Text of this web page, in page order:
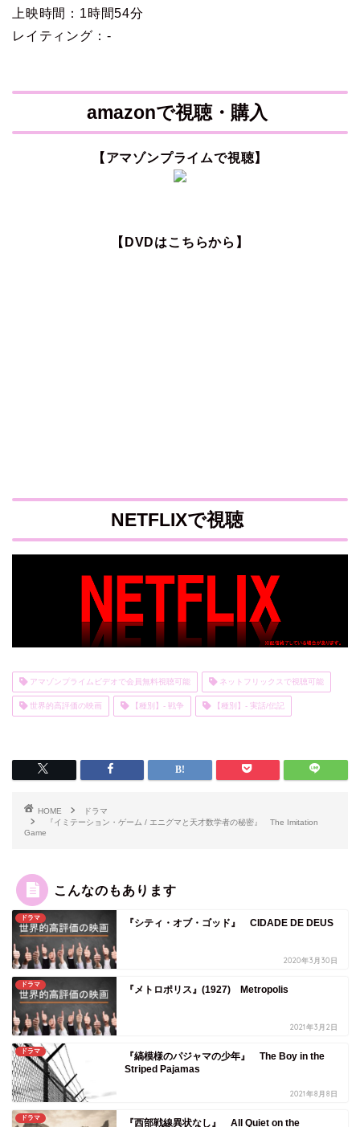
上映時間：1時間54分
レイティング：-
amazonで視聴・購入
【アマゾンプライムで視聴】
【DVDはこちらから】
NETFLIXで視聴
アマゾンプライムビデオで会員無料視聴可能 ネットフリックスで視聴可能
世界的高評価の映画 【種別】- 戦争 【種別】- 実話/伝記
HOME
ドラマ
『イミテーション・ゲーム / エニグマと天才数学者の秘密』 The Imitation
Game
こんなのもあります
ドラマ 『シティ・オブ・ゴッド』 CIDADE DE DEUS
2020年3月30日
ドラマ 『メトロポリス』(1927) Metropolis
2021年3月2日
ドラマ
『縞模様のパジャマの少年』 The Boy in the
Striped Pajamas
2021年8月8日
ドラマ 『西部戦線異状なし』 All Quiet on the